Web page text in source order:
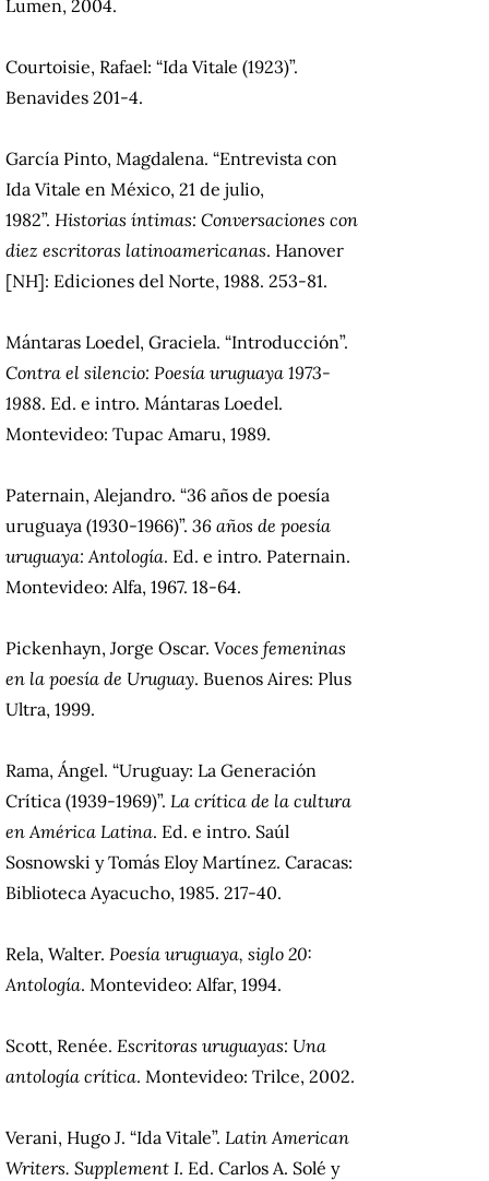
Lumen, 2004.
Courtoisie, Rafael: “Ida Vitale (1923)”.
Benavides 201-4.
García Pinto, Magdalena. “Entrevista con
Ida Vitale en México, 21 de julio,
1982”. Historias íntimas: Conversaciones con
diez escritoras latinoamericanas. Hanover
[NH]: Ediciones del Norte, 1988. 253-81.
Mántaras Loedel, Graciela. “Introducción”.
Contra el silencio: Poesía uruguaya 1973-
1988. Ed. e intro. Mántaras Loedel.
Montevideo: Tupac Amaru, 1989.
Paternain, Alejandro. “36 años de poesía
uruguaya (1930-1966)”. 36 años de poesía
uruguaya: Antología. Ed. e intro. Paternain.
Montevideo: Alfa, 1967. 18-64.
Pickenhayn, Jorge Oscar. Voces femeninas
en la poesía de Uruguay. Buenos Aires: Plus
Ultra, 1999.
Rama, Ángel. “Uruguay: La Generación
Crítica (1939-1969)”. La crítica de la cultura
en América Latina. Ed. e intro. Saúl
Sosnowski y Tomás Eloy Martínez. Caracas:
Biblioteca Ayacucho, 1985. 217-40.
Rela, Walter. Poesía uruguaya, siglo 20:
Antología. Montevideo: Alfar, 1994.
Scott, Renée. Escritoras uruguayas: Una
antología crítica. Montevideo: Trilce, 2002.
Verani, Hugo J. “Ida Vitale”. Latin American
Writers. Supplement I. Ed. Carlos A. Solé y